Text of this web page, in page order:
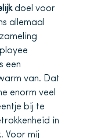
doel voor
allemaal
een
van. Dat
enorm veel
bij te
in
Voor mij